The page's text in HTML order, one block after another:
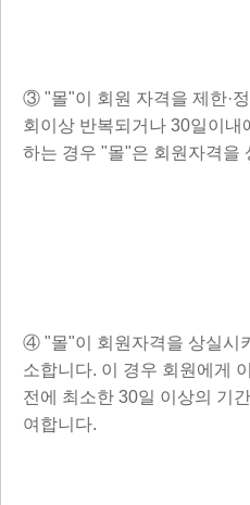
③ "몰"이 회원 자격을 제한·
회이상 반복되거나 30일이내
하는 경우 "몰"은 회원자격을
④ "몰"이 회원자격을 상실시
소합니다. 이 경우 회원에게
전에 최소한 30일 이상의 기
여합니다.